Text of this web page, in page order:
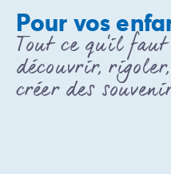
Pour vos
Tout ce qu'il faut
découvrir,
créer des